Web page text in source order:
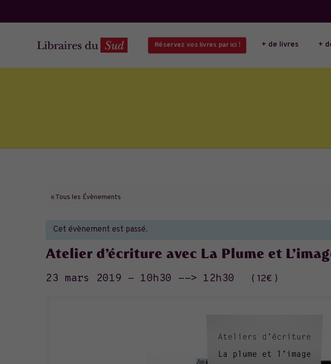
Réservez vos livres par ici ! + de livres +
« Tous les Évènements
Cet évènement est passé.
Atelier d’écriture avec La Plume et
23 mars 2019 - 10h30 --> 12h30 12€